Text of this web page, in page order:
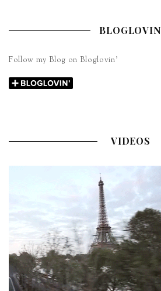
BLOGLOVIN
Follow my Blog on Bloglovin’
VIDEOS